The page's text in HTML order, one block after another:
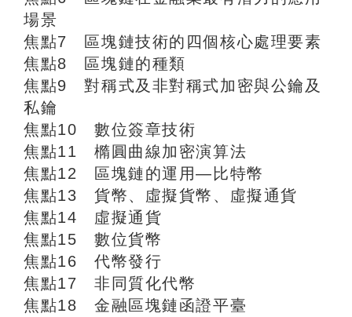
場景
焦點7 區塊鏈技術的四個核心處理要素
焦點8 區塊鏈的種類
焦點9 對稱式及非對稱式加密與公鑰及
私鑰
焦點10 數位簽章技術
焦點11 橢圓曲線加密演算法
焦點12 區塊鏈的運用—比特幣
焦點13 貨幣、虛擬貨幣、虛擬通貨
焦點14 虛擬通貨
焦點15 數位貨幣
焦點16 代幣發行
焦點17 非同質化代幣
焦點18 金融區塊鏈函證平臺